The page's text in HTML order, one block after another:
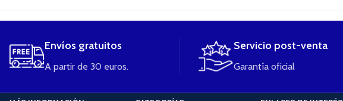
Envíos gratuitos
A partir de 30 euros.
Servicio post-venta
Garantía oficial